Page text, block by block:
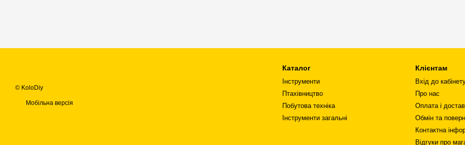
© KoloDiy
Мобільна версія
Каталог
Інструменти
Птахівництво
Побутова техніка
Інструменти загальні
Клієнтам
Вхід до
Про нас
Оплата і
Обмін та
Контактна
Відгуки про